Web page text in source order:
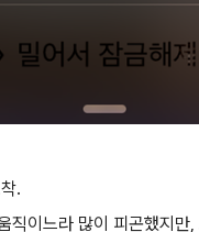
.
직이느라 많이 피곤했지만,